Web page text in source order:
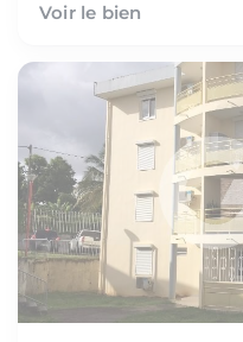
Voir le bien